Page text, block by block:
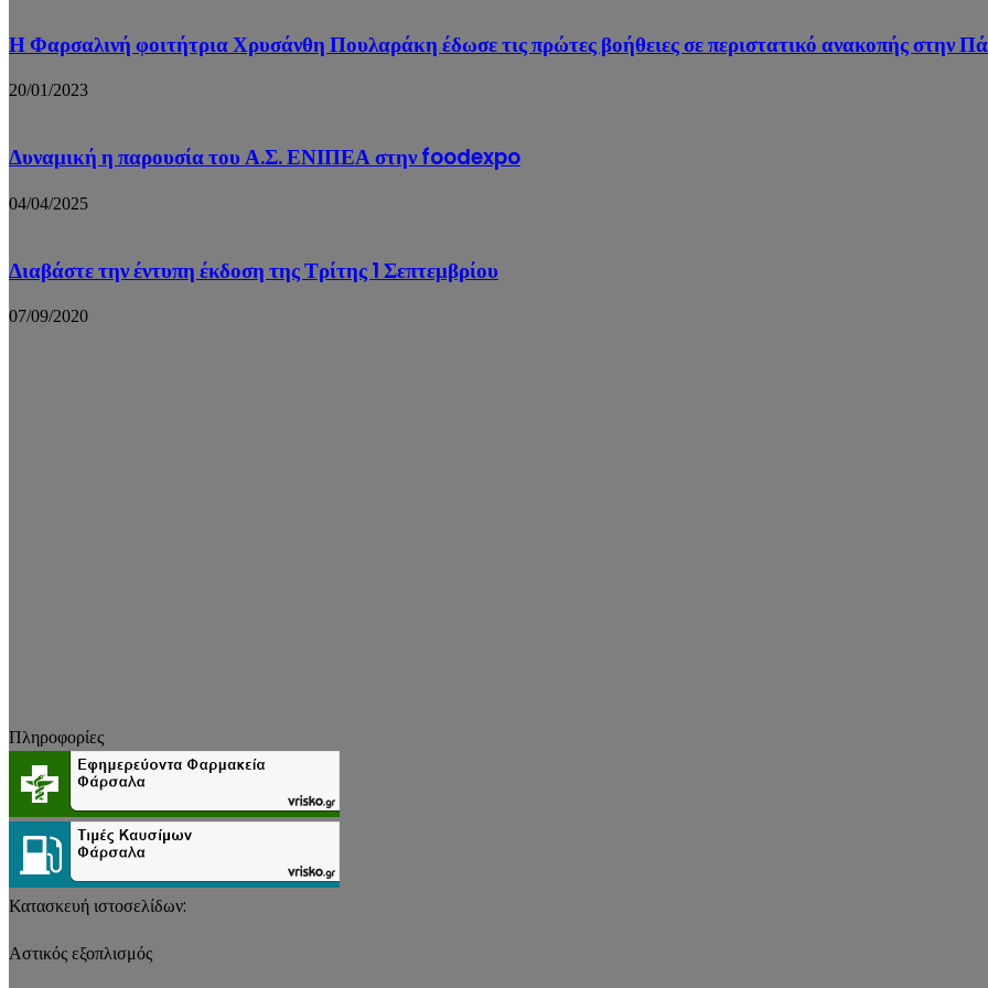
Η Φαρσαλινή φοιτήτρια Χρυσάνθη Πουλαράκη έδωσε τις πρώτες βοήθειες σε περιστατικό ανακοπής στην
20/01/2023
Δυναμική η παρουσία του Α.Σ. ΕΝΙΠΕΑ στην foodexpo
04/04/2025
Διαβάστε την έντυπη έκδοση της Τρίτης 1 Σεπτεμβρίου
07/09/2020
Πληροφορίες
Κατασκευή ιστοσελίδων:
Αστικός εξοπλισμός